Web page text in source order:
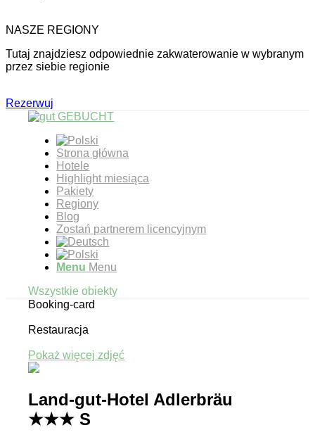
NASZE REGIONY
Tutaj znajdziesz odpowiednie zakwaterowanie w wybranym
przez siebie regionie
Rezerwuj
Strona główna
Hotele
Highlight miesiąca
Pakiety
Regiony
Blog
Zostań partnerem licencyjnym
Menu Menu
Wszystkie obiekty
Booking-card
Restauracja
Pokaż więcej zdjęć
Land-gut-Hotel Adlerbräu
★★★ S